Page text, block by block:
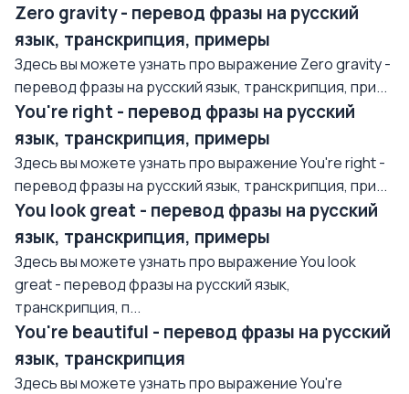
Zero gravity - перевод фразы на русский
язык, транскрипция, примеры
Здесь вы можете узнать про выражение Zero gravity -
перевод фразы на русский язык, транскрипция, при...
You're right - перевод фразы на русский
язык, транскрипция, примеры
Здесь вы можете узнать про выражение You're right -
перевод фразы на русский язык, транскрипция, при...
You look great - перевод фразы на русский
язык, транскрипция, примеры
Здесь вы можете узнать про выражение You look
great - перевод фразы на русский язык,
транскрипция, п...
You're beautiful - перевод фразы на русский
язык, транскрипция
Здесь вы можете узнать про выражение You're